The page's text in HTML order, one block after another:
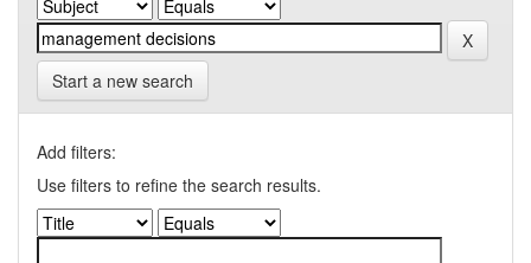
Start a new search
Add filters:
Use filters to refine the search results.